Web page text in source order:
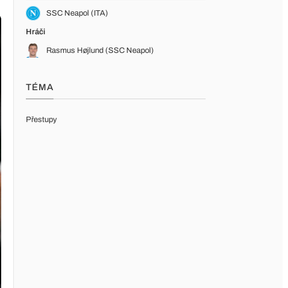
SSC Neapol (ITA)
Hráči
Rasmus Højlund (SSC Neapol)
TÉMA
Přestupy